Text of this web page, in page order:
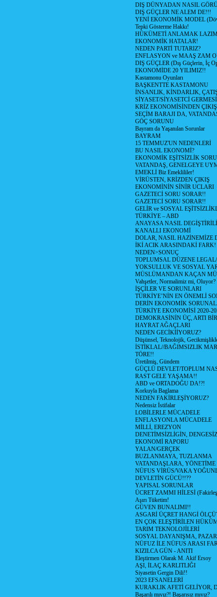
DIŞ DÜNYADAN NASIL
DIŞ GÜÇLER NE ALEM DE!!!
YENİ EKONOMİK MODEL
Tepki Gösterme Hakkı!
HÜKÜMETİ ANLAMAK
EKONOMİK HATALAR!
NEDEN PARTİ TUTARIZ?
ENFLASYON ve MAAŞ ZAM
DIŞ GÜÇLER (Dış Güçlerin, İç
EKONOMİDE 20 YILIMIZ!!
Kastamonu Oyunları
BAŞKENTTE KASTAMONU
İNSANLIK, KİNDARLIK,
SİYASET/SİYASETCİ
KRİZ EKONOMİSİNDEN ÇIKIŞ
SEÇİM BARAJI DA,
GÖÇ SORUNU
Bayram da Yaşanılan Sorunlar
BAYRAM
15 TEMMUZ'UN NEDENLERİ
BU NASIL EKONOMİ?
EKONOMİK EŞİTSİZLİK
VATANDAŞ, GENELGEYE
EMEKLİ Biz Emeklililer!
VİRÜSTEN, KRİZDEN ÇIKIŞ
EKONOMİNİN SİNİR UCLARI
GAZETECİ SORU SORAR!!
GAZETECİ SORU SORAR!!
GELİR ve SOSYAL
TÜRKİYE – ABD
ANAYASA NASIL
KANALLI EKONOMİ
DOLAR, NASIL HAZİNEMİZE
İKİ ACIK ARASINDAKİ FARK!
NEDEN>SONUÇ
TOPLUMSAL DÜZENE
YOKSULLUK VE SOSYAL
MÜSLÜMANDAN KAÇAN
Vahşetler, Normalimiz mi, Oluyor?
İŞÇİLER VE SORUNLARI
TÜRKİYE’NİN EN ÖNEMLİ
DERİN EKONOMİK
TÜRKİYE EKONOMİSİ 2020-
DEMOKRASİNİN ÜÇ, ARTI
HAYRAT AĞAÇLARI
NEDEN GECİKİİYORUZ?
Düşünsel, Teknolojik,
İSTİKLAL//BAĞIMSIZLIK
TÖRE!!
Üretilmiş, Gündem
GÜÇLÜ DEVLET/TOPLUM
RAST GELE YAŞAMA!!
ABD ve ORTADOĞU DA!?!
Korkuyla Baglama
NEDEN FAKİRLEŞİYORUZ?
Nedensiz İstifalar
LOBİLERLE MÜCADELE
ENFLASYONLA MÜCADELE
MİLLİ, EREZYON
DENETİMSİZLİGİN,
EKONOMİ RAPORU
YALAN/GERÇEK
BUZLANMAYA, TUZLANMA
VATANDAŞLARA,
NÜFUS VİRÜS/VAKA
DEVLETİN GÜCÜ!!??
YAPISAL SORUNLAR
ÜCRET ZAMMI HİLESİ
Aşırı Tüketim!
GÜVEN BUNALIMI!!
ASGARİ ÜÇRET HANGİ
EN ÇOK ELEŞTİRİLEN
TARIM TEKNOLOJİLERİ
SOSYAL DAYANIŞMA,
NÜFUZ İLE NÜFUS ARASI
KIZILCA GÜN - ANITI
Eleştirmen Olarak M. Akif Ersoy
AŞI, İLAÇ KARLITLIĞI
Siyasetin Gergin Dili!!
2023 EFSANELERİ
KURAKLIK AFETİ GELİYOR,
Başarılı mıyız?! Başarısız mıyız?